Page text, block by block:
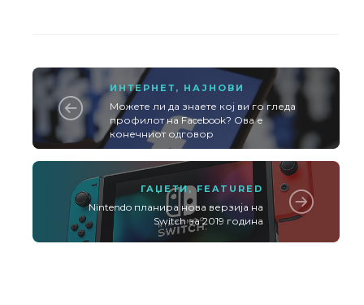
ИНТЕРНЕТ, НАЈНОВИ
Можете ли да знаете кој ви го гледа
профилот на Facebook? Ова е
конечниот одговор
ГАЏЕТИ,FEATURED
Nintendo планира нова верзија на
Switch за 2019 година